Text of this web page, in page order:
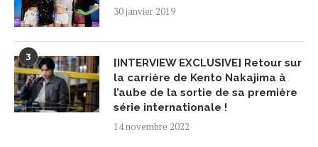
30 janvier 2019
3
[INTERVIEW EXCLUSIVE] Retour sur
la carrière de Kento Nakajima à
l’aube de la sortie de sa première
série internationale !
14 novembre 2022